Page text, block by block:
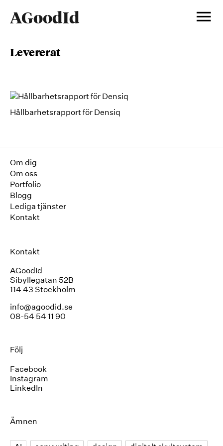
innehåll
AGoodId
levererat
Hållbarhetsrapport för Densiq
Om dig
Om oss
Portfolio
Blogg
Lediga tjänster
Kontakt
Kontakt
AGoodId
Sibyllegatan 52B
114 43 Stockholm
info@agoodid.se
08-54 54 11 90
Följ
Facebook
Instagram
LinkedIn
Ämnen